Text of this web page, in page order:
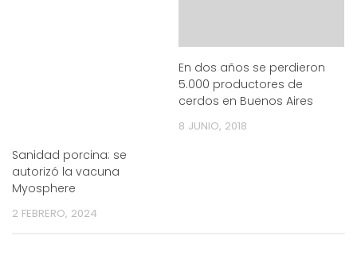
Sanidad porcina: se
autorizó la vacuna
Myosphere
2 FEBRERO, 2024
En dos años se perdieron
5.000 productores de
cerdos en Buenos Aires
8 JUNIO, 2018